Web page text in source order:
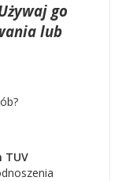
go
lub
TUV